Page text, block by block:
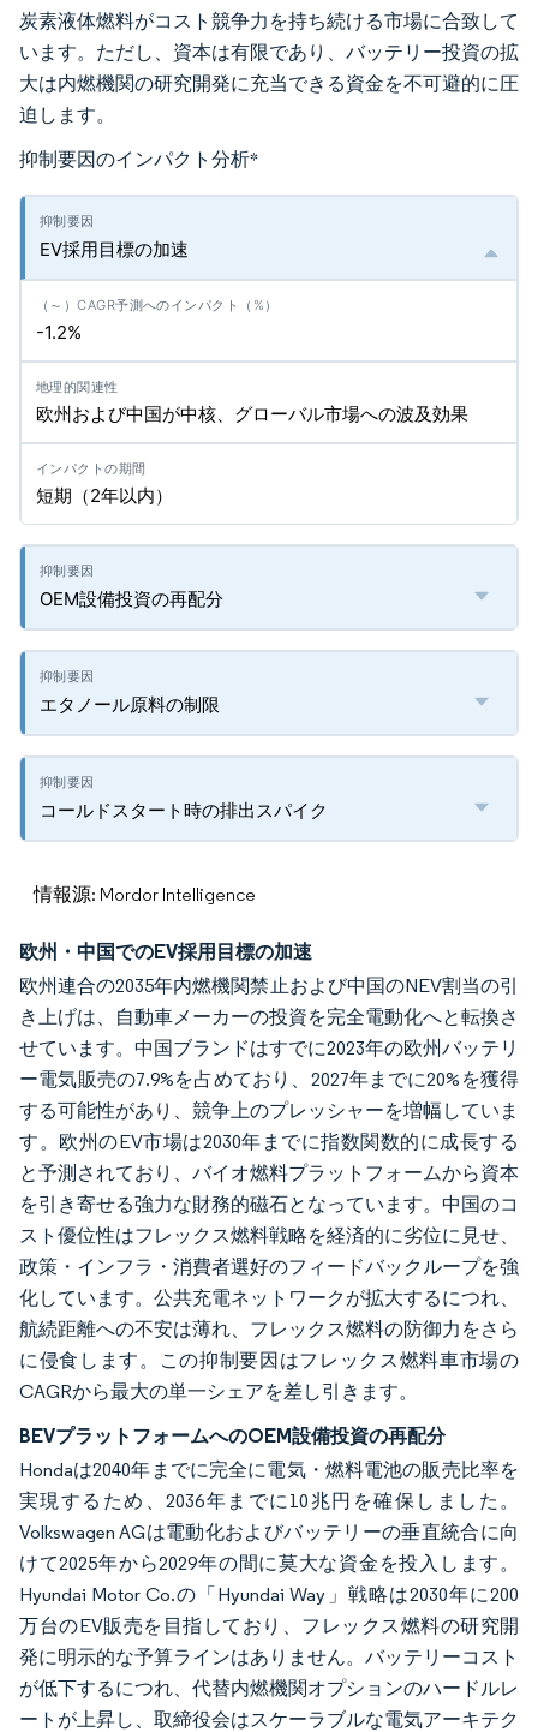
炭素液体燃料がコスト競争力を持ち続ける市場に合致して
います。ただし、資本は有限であり、バッテリー投資の拡
大は内燃機関の研究開発に充当できる資金を不可避的に圧
迫します。
抑制要因のインパクト分析*
EV採用目標の加速
-1.2%
欧州および中国が中核、グローバル市場への波及効果
短期（2年以内）
OEM設備投資の再配分
エタノール原料の制限
コールドスタート時の排出スパイク
情報源: Mordor Intelligence
欧州・中国でのEV採用目標の加速
欧州連合の2035年内燃機関禁止および中国のNEV割当の引
き上げは、自動車メーカーの投資を完全電動化へと転換さ
せています。中国ブランドはすでに2023年の欧州バッテリ
ー電気販売の7.9%を占めており、2027年までに20%を獲得
する可能性があり、競争上のプレッシャーを増幅していま
す。欧州のEV市場は2030年までに指数関数的に成長する
と予測されており、バイオ燃料プラットフォームから資本
を引き寄せる強力な財務的磁石となっています。中国のコ
スト優位性はフレックス燃料戦略を経済的に劣位に見せ、
政策・インフラ・消費者選好のフィードバックループを強
化しています。公共充電ネットワークが拡大するにつれ、
航続距離への不安は薄れ、フレックス燃料の防御力をさら
に侵食します。この抑制要因はフレックス燃料車市場の
CAGRから最大の単一シェアを差し引きます。
BEVプラットフォームへのOEM設備投資の再配分
Hondaは2040年までに完全に電気・燃料電池の販売比率を
実現するため、2036年までに10兆円を確保しました。
Volkswagen AGは電動化およびバッテリーの垂直統合に向
けて2025年から2029年の間に莫大な資金を投入します。
Hyundai Motor Co.の「Hyundai Way」戦略は2030年に200
万台のEV販売を目指しており、フレックス燃料の研究開
発に明示的な予算ラインはありません。バッテリーコスト
が低下するにつれ、代替内燃機関オプションのハードルレ
ートが上昇し、取締役会はスケーラブルな電気アーキテク